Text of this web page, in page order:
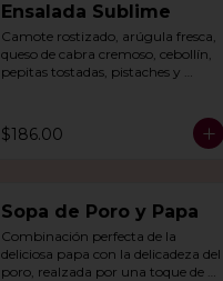
Ensalada Sublime
Camote rostizado, arúgula fresca,
queso de cabra cremoso, cebollín,
pepitas tostadas, pistaches y
$186.00
Sopa de Poro y Papa
Combinación perfecta de la
deliciosa papa con la delicadeza del
poro, realzada por una toque de